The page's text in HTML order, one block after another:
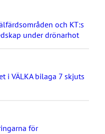
och KT:s
under drönarhot
i VÄLKA bilaga 7 skjuts
för